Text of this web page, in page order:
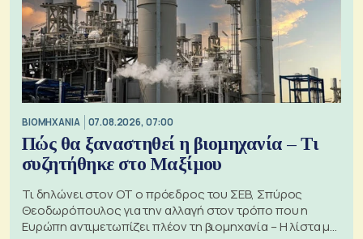
ΒΙΟΜΗΧΑΝΙΑ 07.08.2026, 07:00
Πώς θα ξαναστηθεί η βιομηχανία – Τι
συζητήθηκε στο Μαξίμου
Τι δηλώνει στον ΟΤ ο πρόεδρος του ΣΕΒ, Σπύρος
Θεοδωρόπουλος για την αλλαγή στον τρόπο που η
Ευρώπη αντιμετωπίζει πλέον τη βιομηχανία – Η λίστα με